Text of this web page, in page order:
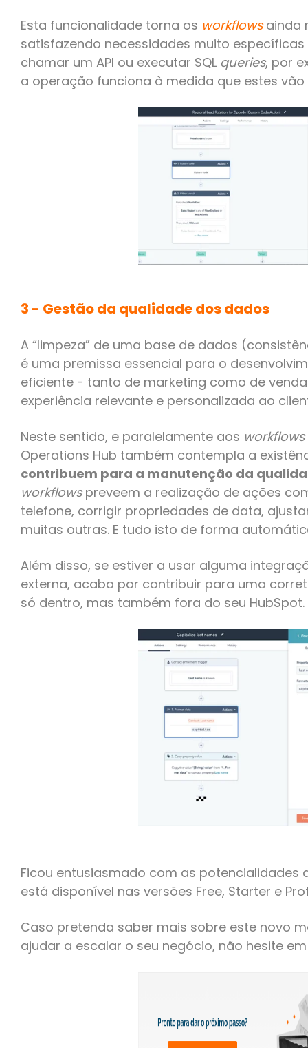
Esta funcionalidade torna os workflows ainda
satisfazendo necessidades muito
chamar um API ou executar SQL queries, por
a operação funciona à medida que estes vão
3 - Gestão da qualidade dos dados
A “limpeza” de uma base de dados
é uma premissa essencial para o
eficiente - tanto de marketing como de
experiência relevante e personalizada ao
Neste sentido, e paralelamente aos workflows
Operations Hub também contempla a
contribuem para a manutenção da
workflowspreveem a realização de ações
telefone, corrigir propriedades de data,
muitas outras. E tudo isto de forma
Além disso, se estiver a usar alguma
externa, acaba por contribuir para uma
só dentro, mas também fora do seu HubSpot.
Ficou entusiasmado com as potencialidades
está disponível nas versões Free, Starter e
Caso pretenda saber mais sobre este novo
ajudar a escalar o seu negócio, não hesite